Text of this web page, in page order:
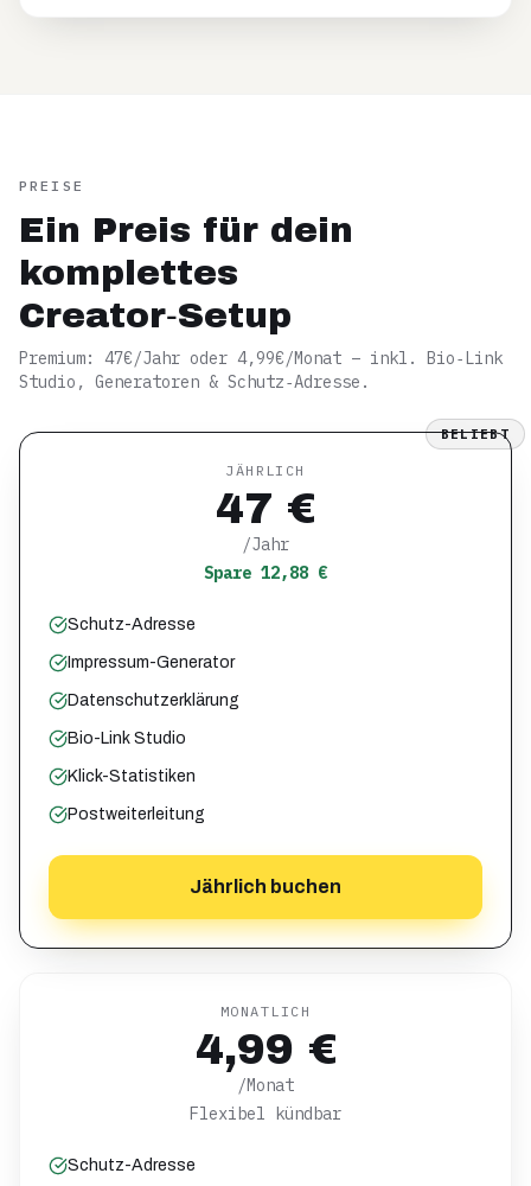
PREISE
Ein Preis für dein
komplettes
Creator‑Setup
Premium: 47€/Jahr oder 4,99€/Monat – inkl. Bio‑Link
Studio, Generatoren & Schutz‑Adresse.
BELIEBT
JÄHRLICH
47 €
/Jahr
Spare 12,88 €
Schutz-Adresse
Impressum-Generator
Datenschutzerklärung
Bio-Link Studio
Klick-Statistiken
Postweiterleitung
Jährlich buchen
MONATLICH
4,99 €
/Monat
Flexibel kündbar
Schutz-Adresse